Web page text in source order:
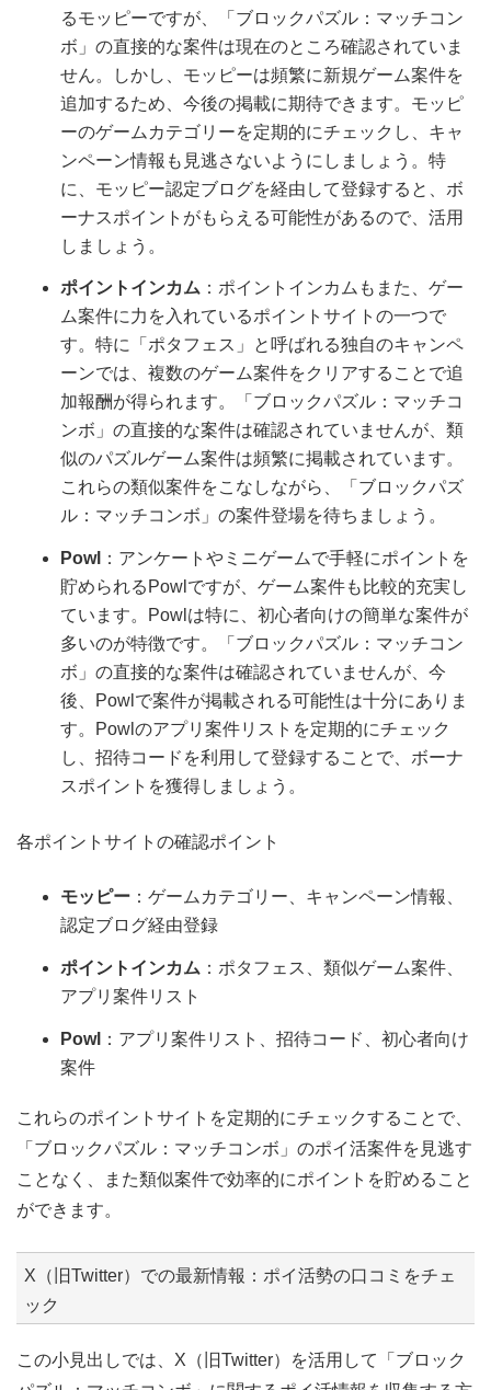
るモッピーですが、「ブロックパズル：マッチコン
ボ」の直接的な案件は現在のところ確認されていま
せん。しかし、モッピーは頻繁に新規ゲーム案件を
追加するため、今後の掲載に期待できます。モッピ
ーのゲームカテゴリーを定期的にチェックし、キャ
ンペーン情報も見逃さないようにしましょう。特
に、モッピー認定ブログを経由して登録すると、ボ
ーナスポイントがもらえる可能性があるので、活用
しましょう。
ポイントインカム ：ポイントインカムもまた、ゲー
ム案件に力を入れているポイントサイトの一つで
す。特に「ポタフェス」と呼ばれる独自のキャンペ
ーンでは、複数のゲーム案件をクリアすることで追
加報酬が得られます。「ブロックパズル：マッチコ
ンボ」の直接的な案件は確認されていませんが、類
似のパズルゲーム案件は頻繁に掲載されています。
これらの類似案件をこなしながら、「ブロックパズ
ル：マッチコンボ」の案件登場を待ちましょう。
Powl ：アンケートやミニゲームで手軽にポイントを
貯められるPowlですが、ゲーム案件も比較的充実し
ています。Powlは特に、初心者向けの簡単な案件が
多いのが特徴です。「ブロックパズル：マッチコン
ボ」の直接的な案件は確認されていませんが、今
後、Powlで案件が掲載される可能性は十分にありま
す。Powlのアプリ案件リストを定期的にチェック
し、招待コードを利用して登録することで、ボーナ
スポイントを獲得しましょう。
各ポイントサイトの確認ポイント
モッピー ：ゲームカテゴリー、キャンペーン情報、
認定ブログ経由登録
ポイントインカム ：ポタフェス、類似ゲーム案件、
アプリ案件リスト
Powl ：アプリ案件リスト、招待コード、初心者向け
案件
これらのポイントサイトを定期的にチェックすることで、
「ブロックパズル：マッチコンボ」のポイ活案件を見逃す
ことなく、また類似案件で効率的にポイントを貯めること
ができます。
X（旧Twitter）での最新情報：ポイ活勢の口コミをチェ
ック
この小見出しでは、X（旧Twitter）を活用して「ブロック